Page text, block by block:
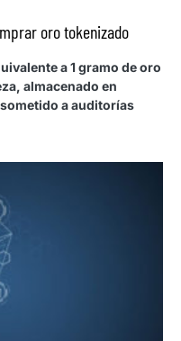
oro tokenizado
a 1 gramo de oro
almacenado en
a auditorías